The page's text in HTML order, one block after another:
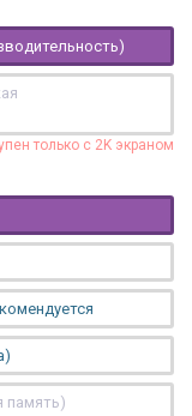
только с 2K экраном
память)